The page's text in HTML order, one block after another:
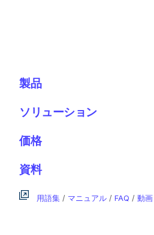
製品
ソリューション
価格
資料
用語集 / マニュアル /FAQ /動画